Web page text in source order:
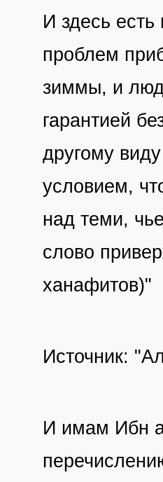
И здесь есть
проблем
зиммы, и
гарантией
другому
условием,
над теми,
слово
ханафитов)"
Источник:
И имам Ибн